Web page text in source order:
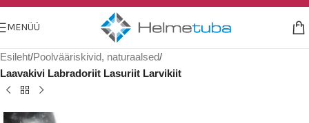
MENÜÜ
Esileht Poolvääriskivid, naturaalsed
Laavakivi Labradoriit Lasuriit Larvikiit